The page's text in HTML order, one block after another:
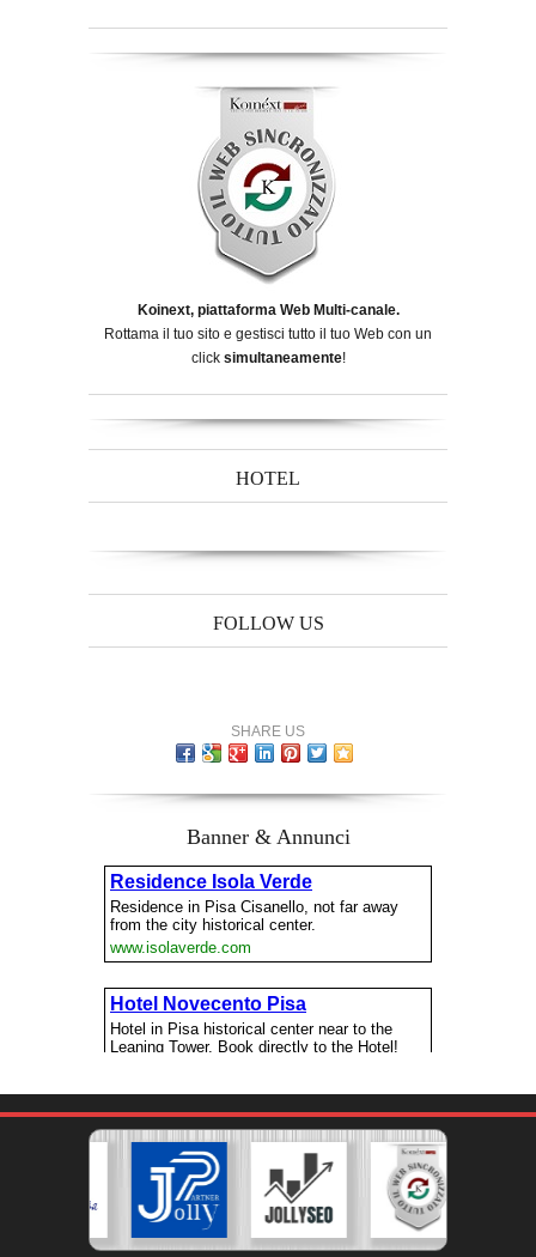
Koinext, piattaforma Web Multi-canale.
Rottama il tuo sito e gestisci tutto il tuo Web con un
click simultaneamente!
HOTEL
FOLLOW US
SHARE US
Banner & Annunci